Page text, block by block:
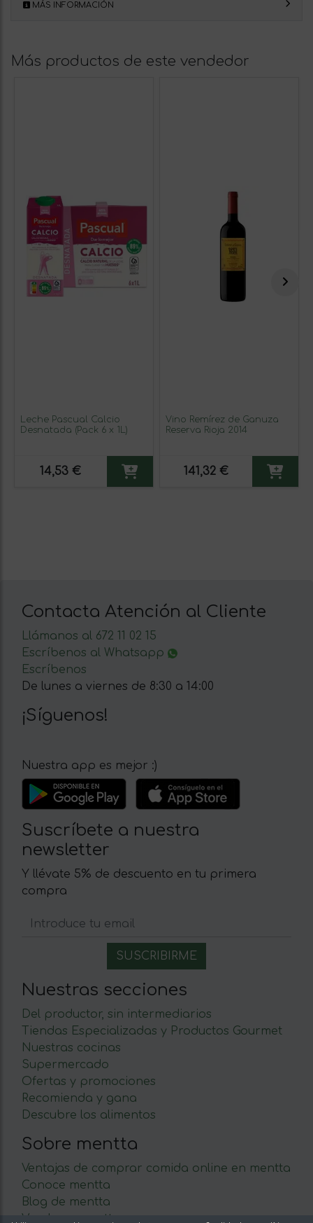
MÁS INFORMACIÓN
Más productos de este vendedor
Leche Pascual Calcio
Desnatada (Pack 6 x 1L)
14,53 €
Vino Remírez de Ganuza
Reserva Rioja 2014
141,32 €
Contacta Atención al Cliente
Llámanos al 672 11 02 15
Escríbenos al Whatsapp
Escríbenos
De lunes a viernes de 8:30 a 14:00
¡Síguenos!
Nuestra app es mejor :)
Suscríbete a nuestra
newsletter
Y llévate 5% de descuento en tu primera
compra
Nuestras secciones
Del productor, sin intermediarios
Tiendas Especializadas y Productos Gourmet
Nuestras cocinas
Supermercado
Ofertas y promociones
Recomienda y gana
Descubre los alimentos
Sobre mentta
Ventajas de comprar comida online en mentta
Conoce mentta
Blog de mentta
Vende en mentta